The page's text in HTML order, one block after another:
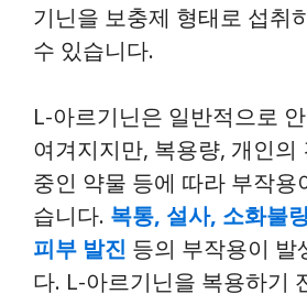
기닌을 보충제 형태로 섭취
수 있습니다.
L-아르기닌은 일반적으로
여겨지지만, 복용량, 개인의
중인 약물 등에 따라 부작용
습니다. 복통, 설사, 소화불
피부 발진 등의 부작용이 발
다. L-아르기닌을 복용하기